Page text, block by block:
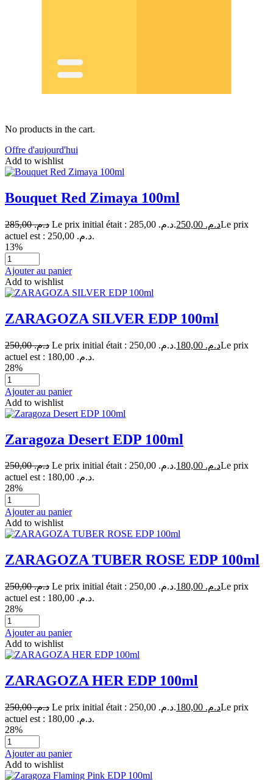
No products in the cart.
Offre d'aujourd'hui
Add to wishlist
Bouquet Red Zimaya 100ml
د.م.285,00 Le prix initial était : د.م. 285,00. د.م.Le prix
actuel est : د.م. 250,00.
13%
Ajouter au panier
Add to wishlist
ZARAGOZA SILVER EDP 100ml
د.م.250,00 Le prix initial était : د.م. 250,00. د.م.Le prix
actuel est : د.م. 180,00.
28%
Ajouter au panier
Add to wishlist
Zaragoza Desert EDP 100ml
د.م.250,00 Le prix initial était : د.م. 250,00. د.م.Le prix
actuel est : د.م. 180,00.
28%
Ajouter au panier
Add to wishlist
ZARAGOZA TUBER ROSE EDP 100ml
د.م.250,00 Le prix initial était : د.م. 250,00. د.م.Le prix
actuel est : د.م. 180,00.
28%
Ajouter au panier
Add to wishlist
ZARAGOZA HER EDP 100ml
د.م.250,00 Le prix initial était : د.م. 250,00. د.م.Le prix
actuel est : د.م. 180,00.
28%
Ajouter au panier
Add to wishlist